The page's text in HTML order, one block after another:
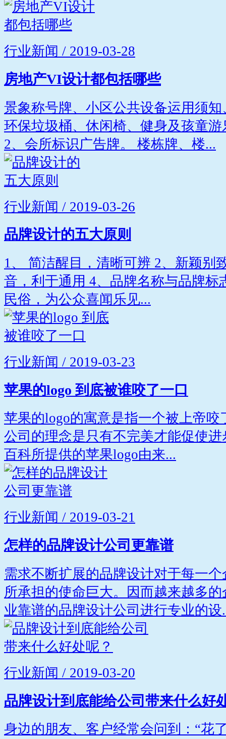
行业新闻 / 2019-03-28
房地产VI设计都包括哪些
景象称号牌、小区公共设备运用须
环保垃圾桶、休闲椅、健身及孩童
2、会所标识广告牌。 楼栋牌、楼...
行业新闻 / 2019-03-26
品牌设计的五大原则
1、 简洁醒目，清晰可辨 2、新颖别
音，利于通用 4、品牌名称与品牌标
民俗，为公众喜闻乐见...
行业新闻 / 2019-03-23
苹果的logo 到底被谁咬了一口
苹果的logo的寓意是指一个被上帝
公司的理念是只有不完美才能促使
百科所提供的苹果logo由来...
行业新闻 / 2019-03-21
怎样的品牌设计公司更靠谱
需求不断扩展的品牌设计对于每一
所承担的使命巨大。因而越来越多
业靠谱的品牌设计公司进行专业的设
行业新闻 / 2019-03-20
品牌设计到底能给公司带来什么好
身边的朋友、客户经常会问到：“花